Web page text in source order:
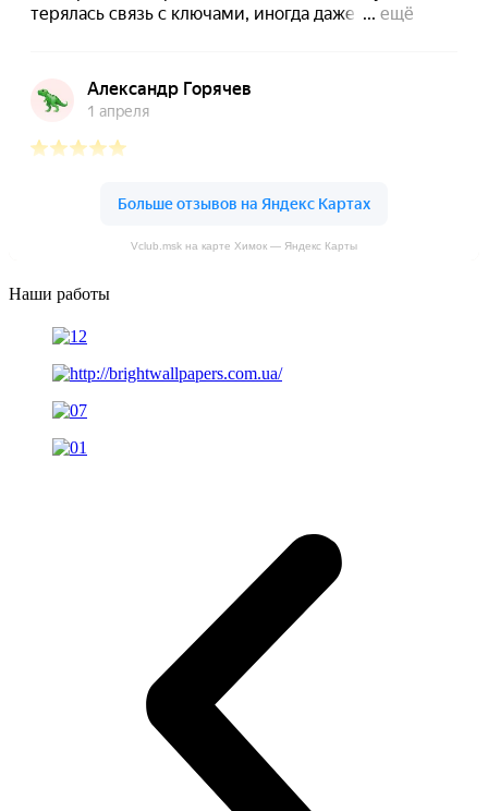
Проверка аккумуляторной батареи авто Volvo
Чистка клапана ЕГР автомобиля Volvo
Чистка испарителя кондиционера автомобиля Volvo
Чистка ЕГР автомобиля Volvo
Чистка автомобильного кондиционера Вольво
Зарядка АКБ автомобиля Volvo
Замена цепи ГРМ автомобиля Volvo
3амена фильтров автомобиля Volvo
Замена топливного фильтра автомобиля Volvo
Замена системы вентиляции картерных газов автомобиля Volvo
Замена свечей зажигания автомобиля Volvo
Замена салонного фильтра автомобиля Volvo
Замена сажевого фильтра автомобиля Volvo
Замена ролика натяжителя приводного ремня автомобиля Volvo
Замена ремня ГРМ автомобиля Volvo
Vclub.msk на карте Химок — Яндекс Карты
Наши работы